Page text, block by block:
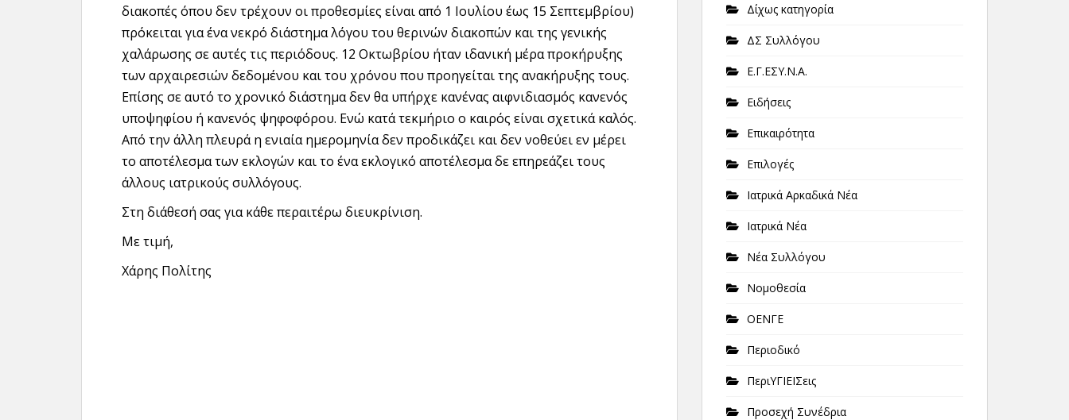
διακοπές όπου δεν τρέχουν οι προθεσμίες είναι από 1 Ιουλίου έως 15 Σεπτεμβρίου)
πρόκειται για ένα νεκρό διάστημα λόγου του θερινών διακοπών και της γενικής
χαλάρωσης σε αυτές τις περιόδους. 12 Οκτωβρίου ήταν ιδανική μέρα προκήρυξης
των αρχαιρεσιών δεδομένου και του χρόνου που προηγείται της ανακήρυξης τους.
Επίσης σε αυτό το χρονικό διάστημα δεν θα υπήρχε κανένας αιφνιδιασμός κανενός
υποψηφίου ή κανενός ψηφοφόρου. Ενώ κατά τεκμήριο ο καιρός είναι σχετικά καλός.
Από την άλλη πλευρά η ενιαία ημερομηνία δεν προδικάζει και δεν νοθεύει εν μέρει
το αποτέλεσμα των εκλογών και το ένα εκλογικό αποτέλεσμα δε επηρεάζει τους
άλλους ιατρικούς συλλόγους.
Στη διάθεσή σας για κάθε περαιτέρω διευκρίνιση.
Με τιμή,
Χάρης Πολίτης
Δίχως κατηγορία
ΔΣ Συλλόγου
Ε.Γ.ΕΣΥ.Ν.Α.
Ειδήσεις
Επικαιρότητα
Επιλογές
Ιατρικά Αρκαδικά Νέα
Ιατρικά Νέα
Νέα Συλλόγου
Νομοθεσία
ΟΕΝΓΕ
Περιοδικό
ΠεριΥΓΙΕΙΣεις
Προσεχή Συνέδρια